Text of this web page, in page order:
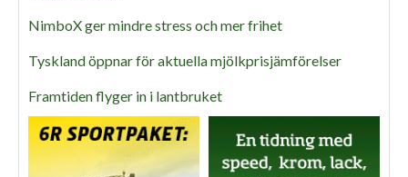
NimboX ger mindre stress och mer frihet
Tyskland öppnar för aktuella mjölkprisjämförelser
Framtiden flyger in i lantbruket